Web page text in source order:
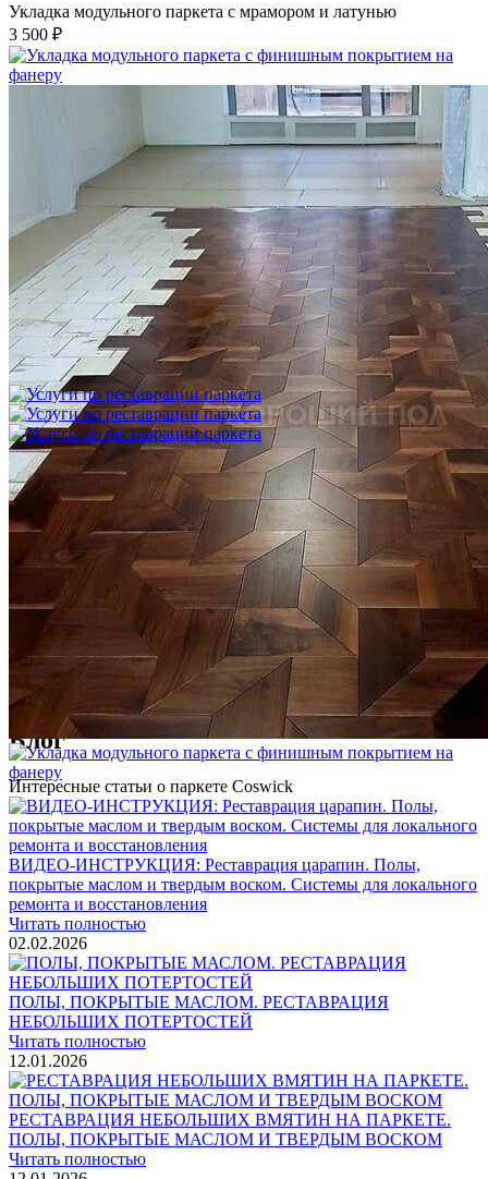
Укладка модульного паркета с мрамором и латунью
3 500 ₽
Укладка модульного паркета с финишным покрытием на
фанеру
3 600 ₽
Услуги по реставрации паркета
1 500 ₽
Блог
Интересные статьи о паркете Coswick
ВИДЕО-ИНСТРУКЦИЯ: Реставрация царапин. Полы,
покрытые маслом и твердым воском. Системы для локального
ремонта и восстановления
Читать полностью
02.02.2026
ПОЛЫ, ПОКРЫТЫЕ МАСЛОМ. РЕСТАВРАЦИЯ
НЕБОЛЬШИХ ПОТЕРТОСТЕЙ
Читать полностью
12.01.2026
РЕСТАВРАЦИЯ НЕБОЛЬШИХ ВМЯТИН НА ПАРКЕТЕ.
ПОЛЫ, ПОКРЫТЫЕ МАСЛОМ И ТВЕРДЫМ ВОСКОМ
Читать полностью